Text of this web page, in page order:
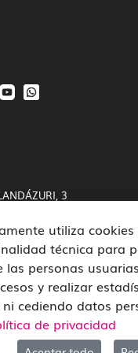
3
Y PRIVACIDAD
utiliza
técnica para
las personas
y realizar
cediendo datos
de privacidad